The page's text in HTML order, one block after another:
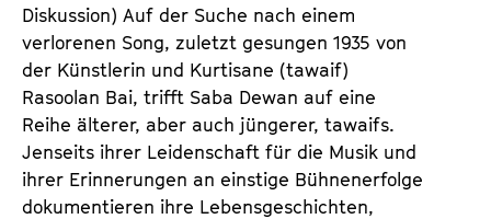
Diskussion) Auf der Suche nach einem
verlorenen Song, zuletzt gesungen 1935 von
der Künstlerin und Kurtisane (tawaif)
Rasoolan Bai, trifft Saba Dewan auf eine
Reihe älterer, aber auch jüngerer, tawaifs.
Jenseits ihrer Leidenschaft für die Musik und
ihrer Erinnerungen an einstige Bühnenerfolge
dokumentieren ihre Lebensgeschichten,